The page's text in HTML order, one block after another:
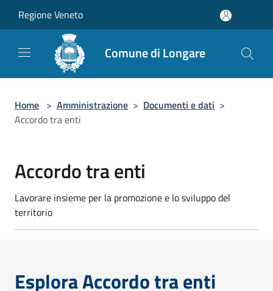
Regione Veneto
Comune di Longare
Home > Amministrazione > Documenti e dati >
Accordo tra enti
Accordo tra enti
Lavorare insieme per la promozione e lo sviluppo del
territorio
Esplora Accordo tra enti